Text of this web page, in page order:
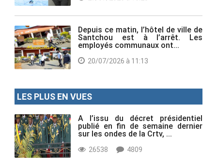
Depuis ce matin, l’hôtel de ville de
Santchou est à l’arrêt. Les
employés communaux ont...
20/07/2026 à 11:13
LES PLUS EN VUES
A l’issu du décret présidentiel
publié en fin de semaine dernier
sur les ondes de la Crtv, ...
26538 4809